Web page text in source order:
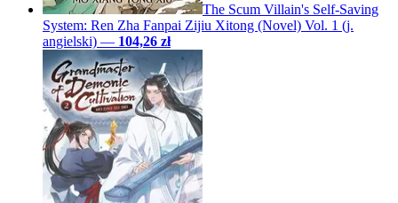
The Scum Villain's Self-Saving
System: Ren Zha Fanpai Zijiu Xitong (Novel) Vol. 1 (j.
angielski) — 104,26 zł